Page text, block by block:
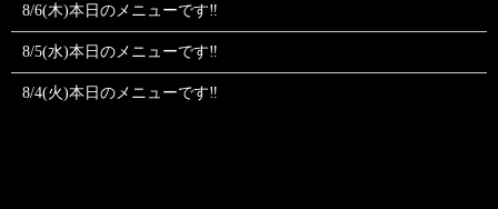
8/6(木)本日のメニューです‼️
8/5(水)本日のメニューです‼️
8/4(火)本日のメニューです‼️